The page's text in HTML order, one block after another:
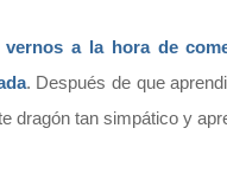
a la hora de
. Después de que
dragón tan simpático y